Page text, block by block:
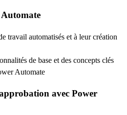
travail automatisés et à leur création
de base et des concepts clés
Automate
avec Power